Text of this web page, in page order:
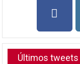
Últimos tweets